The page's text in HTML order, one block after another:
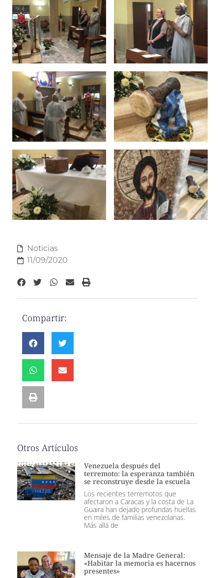
Noticias
11/09/2020
Compartir:
Otros Artículos
Venezuela después del
terremoto: la esperanza también
se reconstruye desde la escuela
Los recientes terremotos que
afectaron a Caracas y la costa de La
Guaira han dejado profundas huellas
en miles de familias venezolanas.
Más allá de
Mensaje de la Madre General:
«Habitar la memoria es hacernos
presentes»